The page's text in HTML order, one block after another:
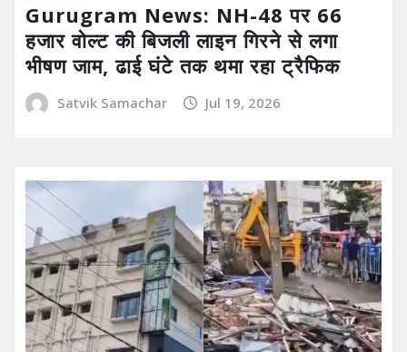
Gurugram News: NH-48 पर 66
हजार वोल्ट की बिजली लाइन गिरने से लगा
भीषण जाम, ढाई घंटे तक थमा रहा ट्रैफिक
Satvik Samachar Jul 19, 2026